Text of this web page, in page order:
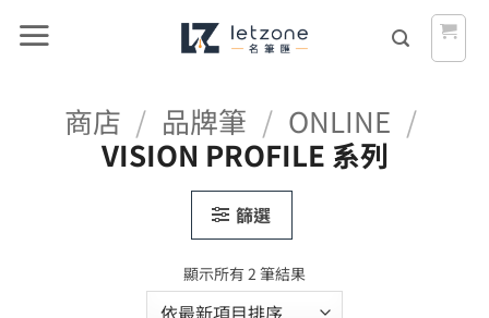
商店 / 品牌筆 / ONLINE /
VISION PROFILE 系列
篩選
顯示所有 2 筆結果
最